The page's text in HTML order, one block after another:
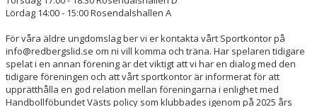
Lördag 14:00 - 15:00 Rosendalshallen A
För våra äldre ungdomslag ber vi er kontakta vårt Sportkontor på
info@redbergslid.se om ni vill komma och träna. Har spelaren tidigare
spelat i en annan förening är det viktigt att vi har en dialog med den
tidigare föreningen och att vårt sportkontor är informerat för att
upprätthålla en god relation mellan föreningarna i enlighet med
Handbollföbundet Västs policy som klubbades igenom på 2025 års